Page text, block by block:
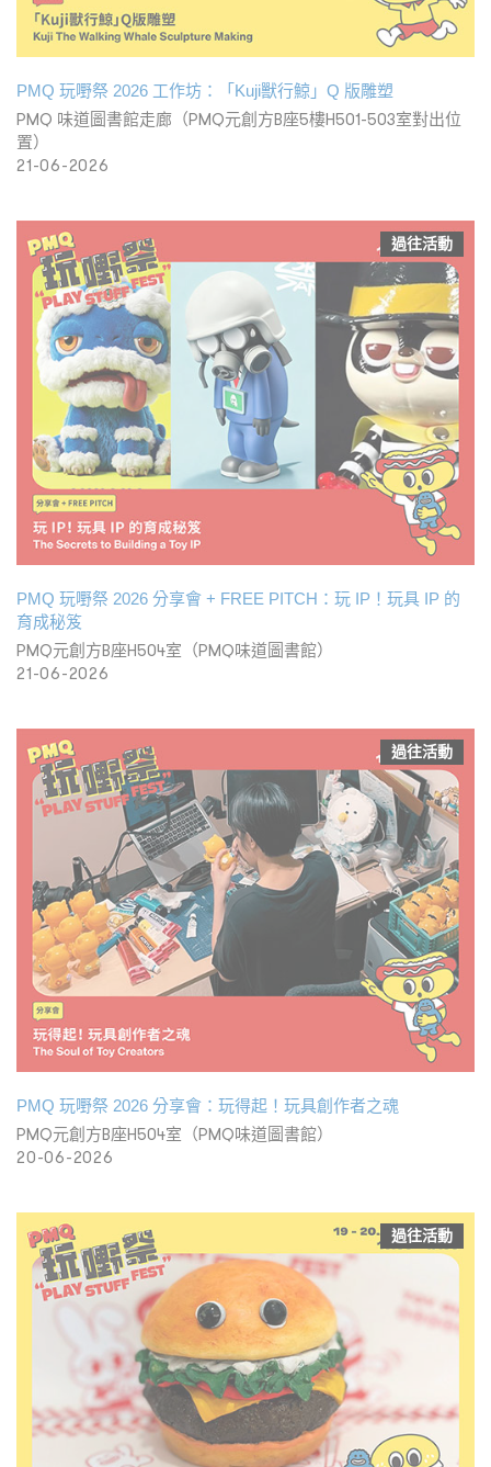
PMQ 玩嘢祭 2026 工作坊：「Kuji獸行鯨」Q 版雕塑
PMQ 味道圖書館走廊（PMQ元創方B座5樓H501-503室對出位
置）
21-06-2026
過往活動
PMQ 玩嘢祭 2026 分享會 + FREE PITCH：玩 IP！玩具 IP 的
育成秘笈
PMQ元創方B座H504室（PMQ味道圖書館）
21-06-2026
過往活動
PMQ 玩嘢祭 2026 分享會：玩得起！玩具創作者之魂
PMQ元創方B座H504室（PMQ味道圖書館）
20-06-2026
過往活動